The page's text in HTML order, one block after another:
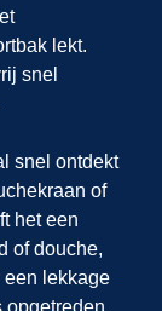
lekt.
snel
snel ontdekt
of
het een
of douche,
een lekkage